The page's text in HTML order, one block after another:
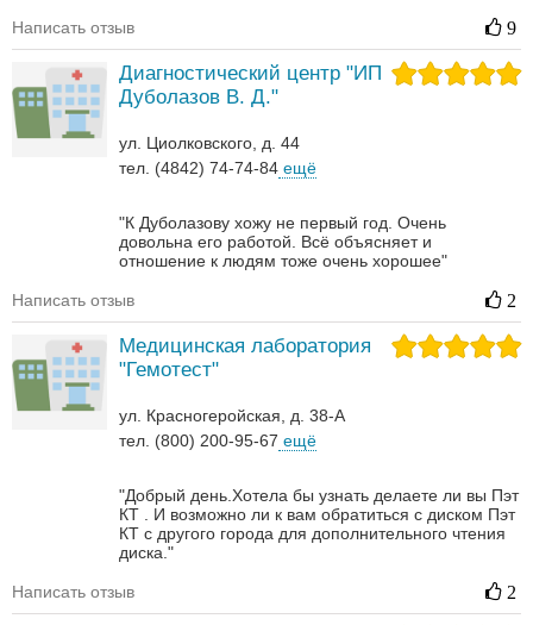
Написать отзыв 9
Диагностический центр "ИП
Дуболазов В. Д."
ул. Циолковского, д. 44
тел. (4842) 74-74-84 ещё
"К Дуболазову хожу не первый год. Очень
довольна его работой. Всё объясняет и
отношение к людям тоже очень хорошее"
Написать отзыв 2
Медицинская лаборатория
"Гемотест"
ул. Красногеройская, д. 38-А
тел. (800) 200-95-67 ещё
"Добрый день.Хотела бы узнать делаете ли вы Пэт
КТ . И возможно ли к вам обратиться с диском Пэт
КТ с другого города для дополнительного чтения
диска."
Написать отзыв 2